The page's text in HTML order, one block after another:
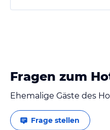
Fragen zum
Ehemalige Gäste des
Frage stellen